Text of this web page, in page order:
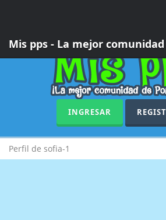
Mis pps - La mejor
INGRESAR
Perfil de sofia-1